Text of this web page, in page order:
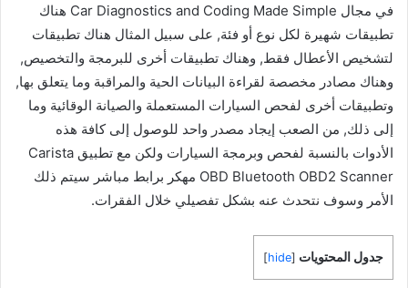
في مجال Car Diagnostics and Coding Made Simple هناك
تطبيقات شهيرة لكل نوع أو فئة, على سبيل المثال هناك تطبيقات
لتشخيص الأعطال فقط, وهناك تطبيقات أخرى للبرمجة والتخصيص,
وهناك مصادر مخصصة لقراءة البيانات الحية والمراقبة وما يتعلق بها,
وتطبيقات أخرى لفحص السيارات المستعملة والصيانة الوقائية وما
إلى ذلك, من الصعب إيجاد مصدر واحد للوصول إلى كافة هذه
الأدوات بالنسبة لفحص وبرمجة السيارات ولكن مع تطبيق Carista
OBD Bluetooth OBD2 Scanner مهكر برابط مباشر سيتم ذلك
الأمر وسوف نتحدث عنه بشكل تفصيلي خلال الفقرات.
جدول المحتويات [
hide
]